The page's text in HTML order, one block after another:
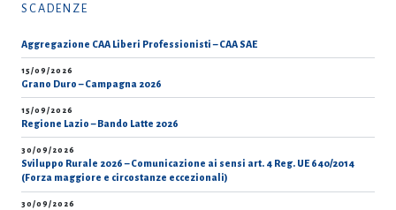
SCADENZE
Aggregazione CAA Liberi Professionisti – CAA SAE
15/09/2026
Grano Duro – Campagna 2026
15/09/2026
Regione Lazio – Bando Latte 2026
30/09/2026
Sviluppo Rurale 2026 – Comunicazione ai sensi art. 4 Reg. UE 640/2014
(Forza maggiore e circostanze eccezionali)
30/09/2026